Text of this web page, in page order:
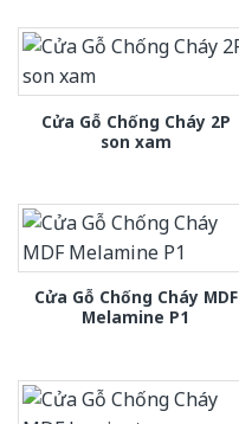
Cửa Gỗ Chống Cháy 2P
son xam
Cửa Gỗ Chống Cháy MDF
Melamine P1